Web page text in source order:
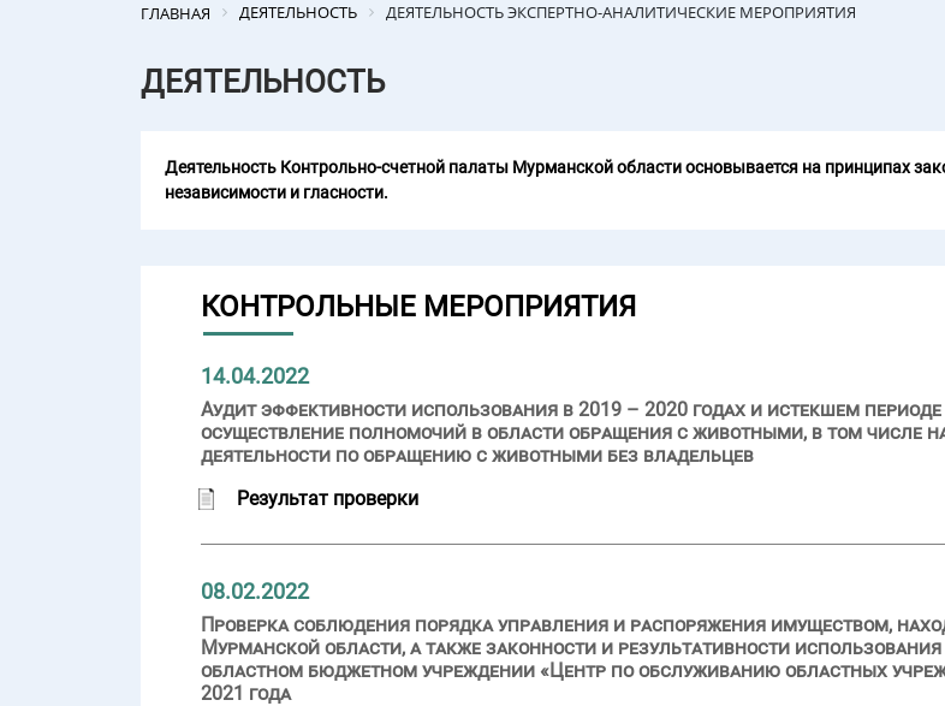
ГЛАВНАЯ ДЕЯТЕЛЬНОСТЬ ДЕЯТЕЛЬНОСТЬ ЭКСПЕРТНО-АНАЛИТИЧЕСКИЕ МЕРОПРИЯТИЯ
ДЕЯТЕЛЬНОСТЬ
Деятельность Контрольно-счетной палаты Мурманской области основывается на принципах
независимости и гласности.
КОНТРОЛЬНЫЕ МЕРОПРИЯТИЯ
14.04.2022
Аудит эффективности использования в 2019 – 2020 годах и истекшем
осуществление полномочий в области обращения с животными, в том числе
деятельности по обращению с животными без владельцев
Результат проверки
08.02.2022
Проверка соблюдения порядка управления и распоряжения имуществом,
Мурманской области, а также законности и результативности
областном бюджетном учреждении «Центр по обслуживанию областных
2021 года